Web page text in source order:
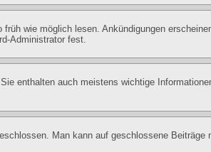
wie möglich lesen. Ankündigungen
Administrator fest.
enthalten auch meistens wichtige
Man kann auf geschlossene